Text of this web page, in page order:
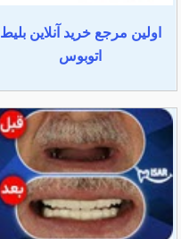
اولین مرجع خرید آنلاین بلیط
اتوبوس